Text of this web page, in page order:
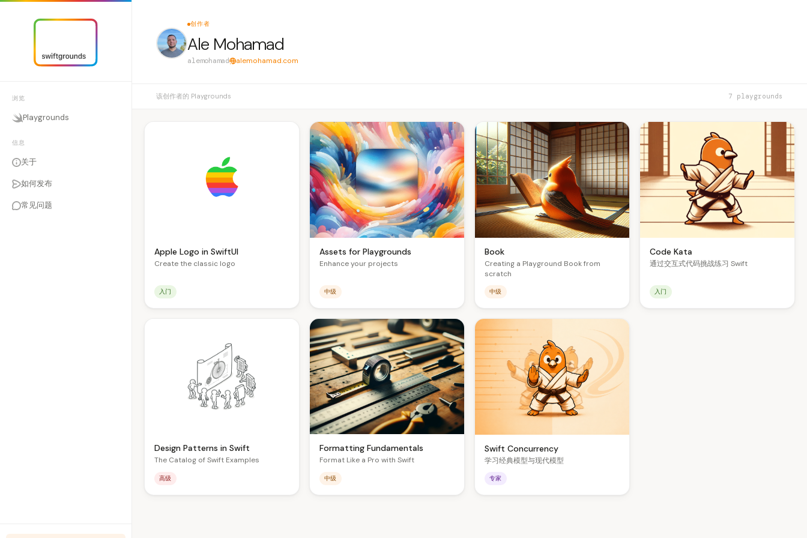
浏览
Playgrounds
信息
关于
如何发布
常见问题
创作者
Ale Mohamad
alemohamad alemohamad.com
该创作者的 Playgrounds 7 playgrounds
Apple Logo in SwiftUI
Create the classic logo
入门
Assets for Playgrounds
Enhance your projects
中级
Book
Creating a Playground Book from
scratch
中级
Code Kata
通过交互式代码挑战练习 Swift
入门
Design Patterns in Swift
The Catalog of Swift Examples
高级
Formatting Fundamentals
Format Like a Pro with Swift
中级
Swift Concurrency
学习经典模型与现代模型
专家